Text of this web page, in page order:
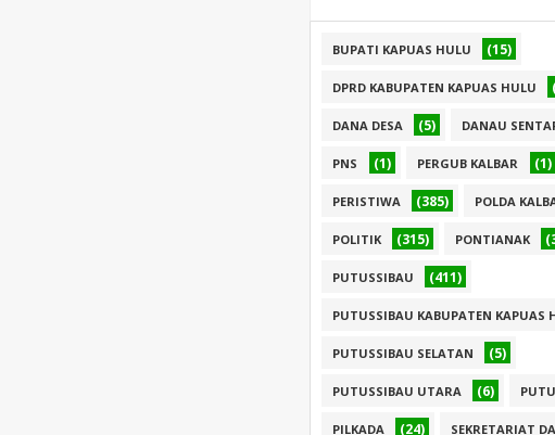
BUPATI KAPUAS HULU (15)
DPRD KABUPATEN KAPUAS HULU
DANA DESA (5) DANAU
PNS (1) PERGUB KALBAR (1)
PERISTIWA (385) POLDA
POLITIK (315) PONTIANAK
PUTUSSIBAU (411)
PUTUSSIBAU KABUPATEN KAPUAS
PUTUSSIBAU SELATAN (5)
PUTUSSIBAU UTARA (6)
PILKADA (24) SEKRETARIAT